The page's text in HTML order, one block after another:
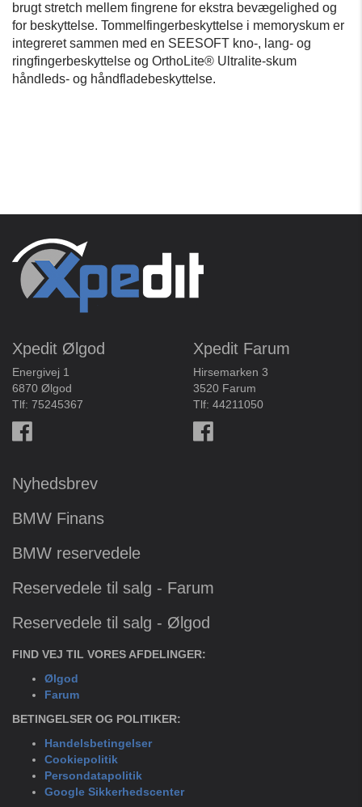
brugt stretch mellem fingrene for ekstra bevægelighed og
for beskyttelse. Tommelfingerbeskyttelse i memoryskum er
integreret sammen med en SEESOFT kno-, lang- og
ringfingerbeskyttelse og OrthoLite® Ultralite-skum
håndleds- og håndfladebeskyttelse.
Xpedit Ølgod
Energivej 1
6870 Ølgod
Tlf: 75245367
Xpedit Farum
Hirsemarken 3
3520 Farum
Tlf: 44211050
Nyhedsbrev
BMW Finans
BMW reservedele
Reservedele til salg - Farum
Reservedele til salg - Ølgod
FIND VEJ TIL VORES AFDELINGER:
Ølgod
Farum
BETINGELSER OG POLITIKER:
Handelsbetingelser
Cookiepolitik
Persondatapolitik
Google Sikkerhedscenter